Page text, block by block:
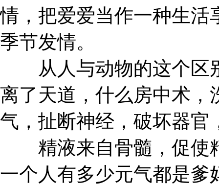
情，把爱爱当作一种生活
季节发情。
从人与动物的这个区
离了天道，什么房中术，
气，扯断神经，破坏器官
精液来自骨髓，促使
一个人有多少元气都是爹